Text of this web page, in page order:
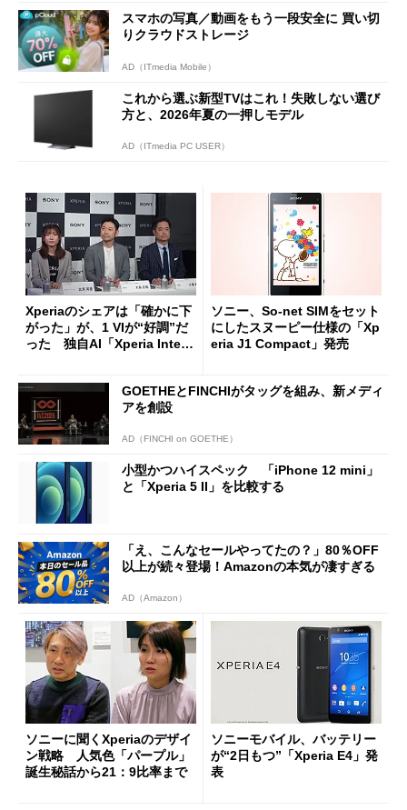
スマホの写真／動画をもう一段安全に 買い切
りクラウドストレージ
AD（ITmedia Mobile）
これから選ぶ新型TVはこれ！失敗しない選び
方と、2026年夏の一押しモデル
AD（ITmedia PC USER）
Xperiaのシェアは「確かに下
がった」が、1 VIが“好調”だ
った 独自AI「Xperia Intelli
ソニー、So-net SIMをセット
にしたスヌーピー仕様の「Xp
eria J1 Compact」発売
GOETHEとFINCHIがタッグを組み、新メディ
アを創設
AD（FINCHI on GOETHE）
小型かつハイスペック 「iPhone 12 mini」
と「Xperia 5 II」を比較する
「え、こんなセールやってたの？」80％OFF
以上が続々登場！Amazonの本気が凄すぎる
AD（Amazon）
ソニーに聞くXperiaのデザイ
ン戦略 人気色「パープル」
誕生秘話から21：9比率まで
ソニーモバイル、バッテリー
が“2日もつ”「Xperia E4」発
表